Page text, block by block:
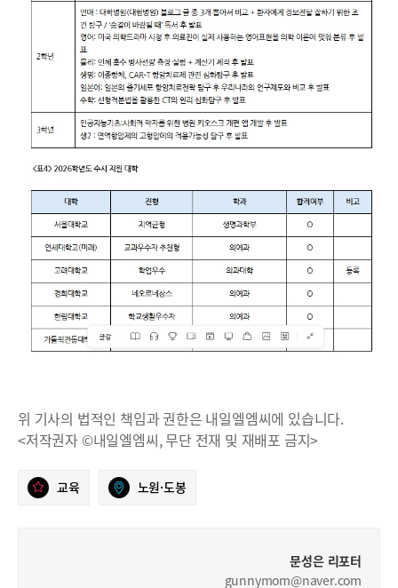
위 기사의 법적인 책임과 권한은 내일엘엠씨에 있습니다.
<저작권자 ©내일엘엠씨, 무단 전재 및 재배포 금지>
교육 노원·도봉
문성은 리포터
gunnymom@naver.com